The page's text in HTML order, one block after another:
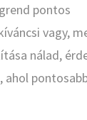
pontos
vagy,
nálad,
ahol